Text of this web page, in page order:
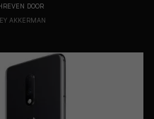
DOOR
AKKERMAN